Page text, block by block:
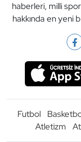
haberleri, milli
hakkında en yeni
Futbol
Atletizm